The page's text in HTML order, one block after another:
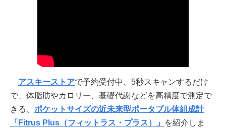
アスキーストアで予約受付中、5秒スキャンするだけ
で、体脂肪やカロリー、基礎代謝などを高精度で測定で
きる、 ポケットサイズの近未来型ポータブル体組成計
「Fitrus Plus（フィットラス・プラス）」
を紹介しま